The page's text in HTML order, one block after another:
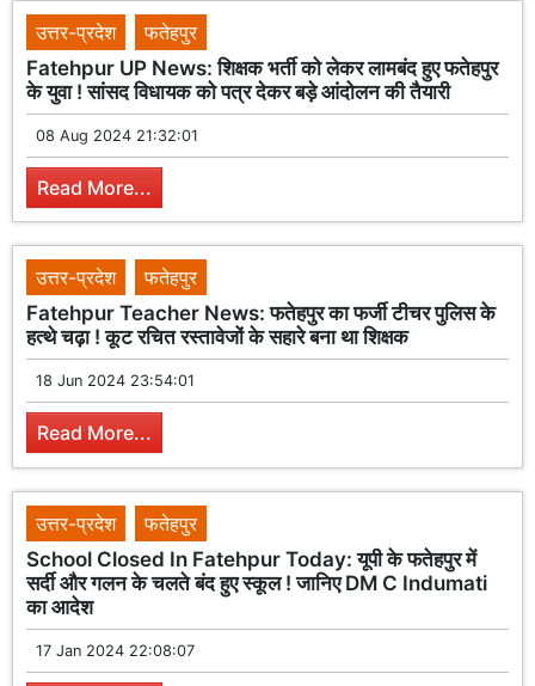
उत्तर-प्रदेश
फतेहपुर
Fatehpur UP News: शिक्षक भर्ती को लेकर लामबंद हुए फतेहपुर
के युवा ! सांसद विधायक को पत्र देकर बड़े आंदोलन की तैयारी
08 Aug 2024 21:32:01
Read More...
उत्तर-प्रदेश
फतेहपुर
Fatehpur Teacher News: फतेहपुर का फर्जी टीचर पुलिस के
हत्थे चढ़ा ! कूट रचित रस्तावेजों के सहारे बना था शिक्षक
18 Jun 2024 23:54:01
Read More...
उत्तर-प्रदेश
फतेहपुर
School Closed In Fatehpur Today: यूपी के फतेहपुर में
सर्दी और गलन के चलते बंद हुए स्कूल ! जानिए DM C Indumati
का आदेश
17 Jan 2024 22:08:07